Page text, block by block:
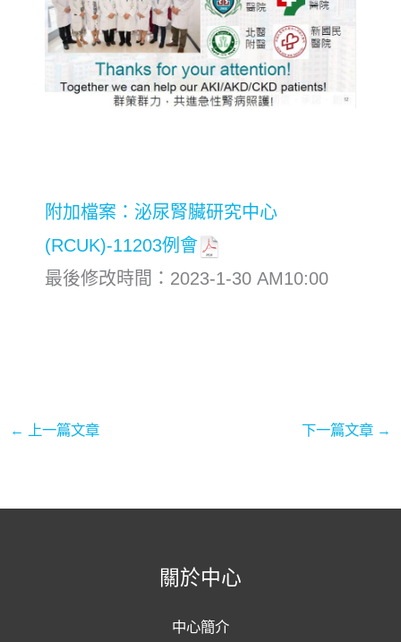
附加檔案：泌尿腎臟研究中心
(RCUK)-11203例會
最後修改時間：2023-1-30 AM10:00
← 上一篇文章 下一篇文章 →
關於中心
中心簡介